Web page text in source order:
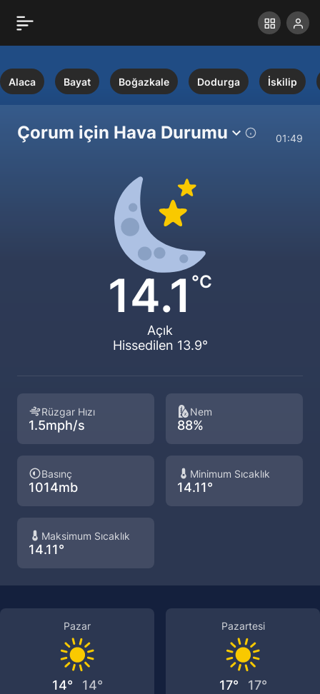
Alaca Bayat Boğazkale Dodurga İskilip
Çorum için Hava Durumu 01:49
14.1 °C
Açık
Hissedilen 13.9°
Rüzgar Hızı
1.5mph/s
Nem
88%
Basınç
1014mb
Minimum Sıcaklık
14.11°
Maksimum Sıcaklık
14.11°
Pazar
14° 14°
Pazartesi
17° 17°